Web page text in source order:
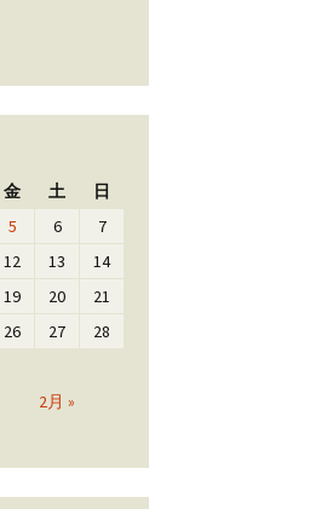
金 土 日
2月 »
5 6
7
12 13
14
19 20
21
26 27
28